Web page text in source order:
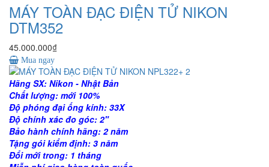
MÁY TOÀN ĐẠC ĐIỆN TỬ NIKON
DTM352
45.000.000₫
Mua ngay
Hãng SX: Nikon - Nhật Bản
Chất lượng: mới 100%
Độ phóng đại ống kính: 33X
Độ chính xác đo góc: 2"
Bảo hành chính hãng: 2 năm
Tặng gói kiểm định: 3 năm
Đổi mới trong: 1 tháng